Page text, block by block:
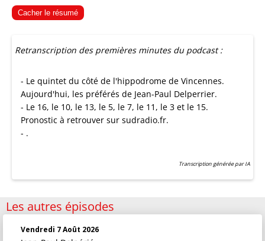
Cacher le résumé
Retranscription des premières minutes du podcast :
- Le quintet du côté de l'hippodrome de Vincennes.
Aujourd'hui, les préférés de Jean-Paul Delperrier.
- Le 16, le 10, le 13, le 5, le 7, le 11, le 3 et le 15.
Pronostic à retrouver sur sudradio.fr.
- .
Transcription générée par IA
Les autres épisodes
Vendredi 7 Août 2026